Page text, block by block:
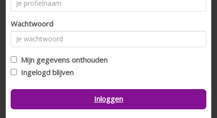
Wachtwoord
Mijn gegevens onthouden
Ingelogd blijven
Inloggen